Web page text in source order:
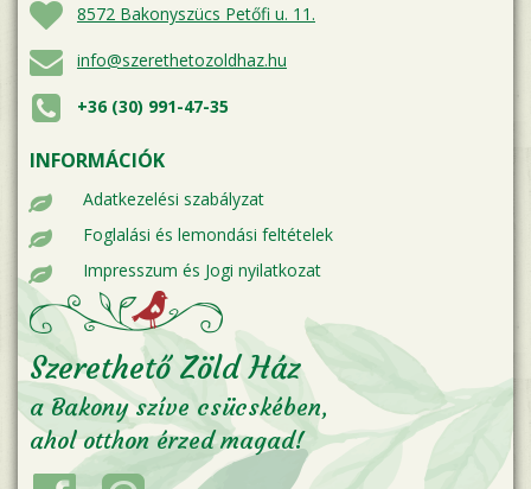
8572 Bakonyszücs Petőfi u. 11.
info@szerethetozoldhaz.hu
+36 (30) 991-47-35
INFORMÁCIÓK
Adatkezelési szabályzat
Foglalási és lemondási feltételek
Impresszum és Jogi nyilatkozat
Szerethető Zöld Ház
a Bakony szíve csücskében,
ahol otthon érzed magad!